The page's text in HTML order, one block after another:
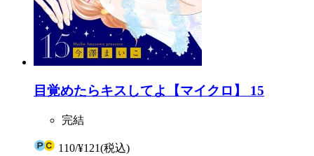
目覚めたらキスしてよ【マイクロ】 15
完結
110/¥121(税込)